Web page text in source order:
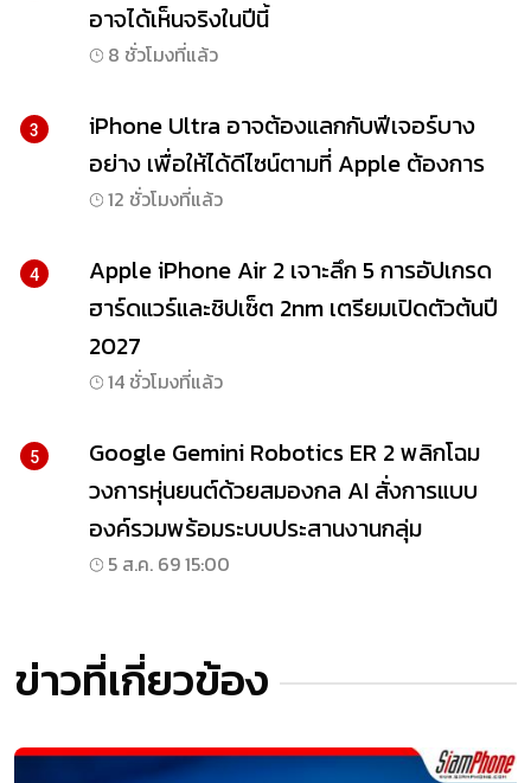
อาจได้เห็นจริงในปีนี้
8 ชั่วโมงที่แล้ว
3
iPhone Ultra อาจต้องแลกกับฟีเจอร์บาง
อย่าง เพื่อให้ได้ดีไซน์ตามที่ Apple ต้องการ
12 ชั่วโมงที่แล้ว
4
Apple iPhone Air 2 เจาะลึก 5 การอัปเกรด
ฮาร์ดแวร์และชิปเซ็ต 2nm เตรียมเปิดตัวต้นปี
2027
14 ชั่วโมงที่แล้ว
5
Google Gemini Robotics ER 2 พลิกโฉม
วงการหุ่นยนต์ด้วยสมองกล AI สั่งการแบบ
องค์รวมพร้อมระบบประสานงานกลุ่ม
5 ส.ค. 69 15:00
ข่าวที่เกี่ยวข้อง